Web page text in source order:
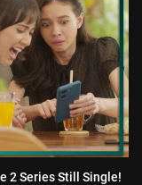
2 Series Still Single!